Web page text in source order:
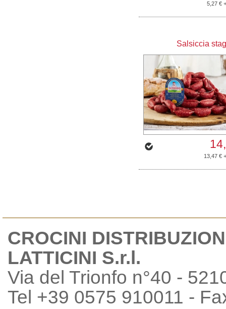
5,27 €
Salsiccia
13,47 €
CROCINI
LATTICINI S.r.l.
Via del Trionfo n°40 -
Tel +39 0575 910011 -